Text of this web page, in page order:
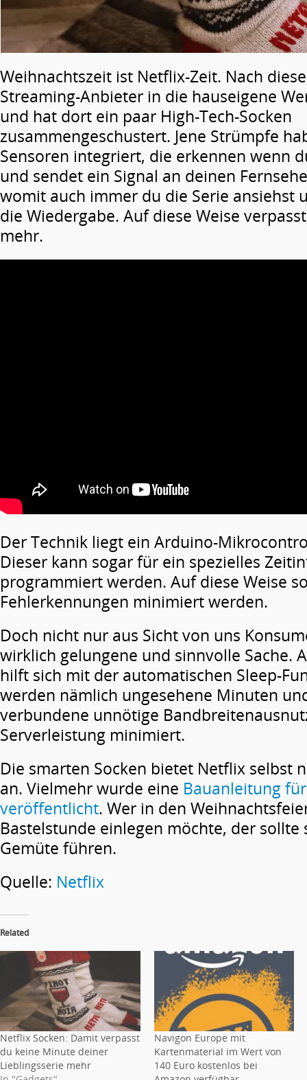
Weihnachtszeit ist Netflix-Zeit. Nach
Streaming-Anbieter in die hauseigene
und hat dort ein paar High-Tech-Socken
zusammengeschustert. Jene Strümpfe
Sensoren integriert, die erkennen wenn
und sendet ein Signal an deinen
womit auch immer du die Serie ansiehst
die Wiedergabe. Auf diese Weise
mehr.
Der Technik liegt ein Arduino-
Dieser kann sogar für ein spezielles
programmiert werden. Auf diese Weise
Fehlerkennungen minimiert werden.
Doch nicht nur aus Sicht von uns
wirklich gelungene und sinnvolle Sache.
hilft sich mit der automatischen Sleep-
werden nämlich ungesehene Minuten
verbundene unnötige
Serverleistung minimiert.
Die smarten Socken bietet Netflix selbst
an. Vielmehr wurde eine Bauanleitung
veröffentlicht. Wer in den
Bastelstunde einlegen möchte, der sollte
Gemüte führen.
Quelle: Netflix
Related
Netflix Socken: Damit verpasst
du keine Minute deiner
Lieblingsserie mehr
Navigon Europe mit
Kartenmaterial im Wert von
140 Euro kostenlos bei